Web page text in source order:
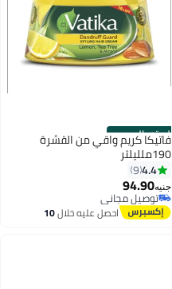
الستور الرسمي
فاتيكا كريم واقي من القشرة
190ملليلتر
4.4
9
جنيه94.90
توصيل مجاني
توصيل مجانياحصل عليه خلال10